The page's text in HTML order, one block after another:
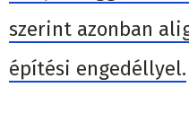
szerint azonban
építési engedéllyel.